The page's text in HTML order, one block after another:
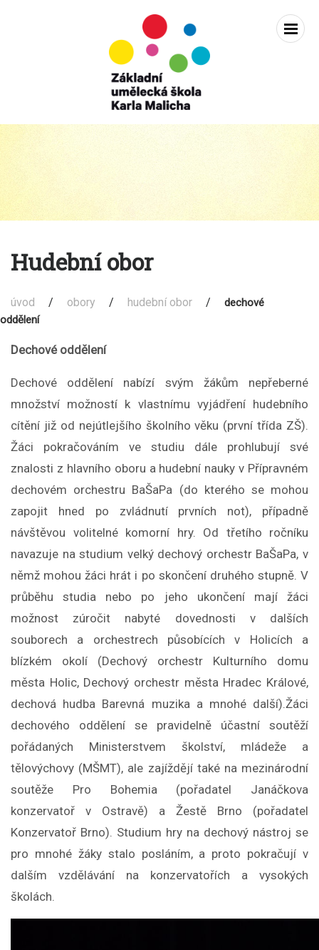
Základní
škola
Holice
Hudební obor
úvod / obory / hudební obor /
dechové
oddělení
Dechové oddělení
Dechové oddělení nabízí svým žákům nepřeberné
množství možností k vlastnímu vyjádření hudebního
cítění již od nejútlejšího školního věku (první třída ZŠ).
Žáci pokračováním ve studiu dále prohlubují své
znalosti z hlavního oboru a hudební nauky v Přípravném
dechovém orchestru BaŠaPa (do kterého se mohou
zapojit hned po zvládnutí prvních not), případně
návštěvou volitelné komorní hry. Od třetího ročníku
navazuje na studium velký dechový orchestr BaŠaPa, v
němž mohou žáci hrát i po skončení druhého stupně. V
průběhu studia nebo po jeho ukončení mají žáci
možnost zúročit nabyté dovednosti v dalších
souborech a orchestrech působících v Holicích a
blízkém okolí (Dechový orchestr Kulturního domu
města Holic, Dechový orchestr města Hradec Králové,
dechová hudba Barevná muzika a mnohé další).Žáci
dechového oddělení se pravidelně účastní soutěží
pořádaných Ministerstvem školství, mládeže a
tělovýchovy (MŠMT), ale zajíždějí také na mezinárodní
soutěže Pro Bohemia (pořadatel Janáčkova
konzervatoř v Ostravě) a Žestě Brno (pořadatel
Konzervatoř Brno). Studium hry na dechový nástroj se
pro mnohé žáky stalo posláním, a proto pokračují v
dalším vzdělávání na konzervatořích a vysokých
školách.